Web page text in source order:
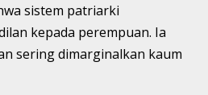
sistem patriarki
kepada perempuan. Ia
sering dimarginalkan kaum